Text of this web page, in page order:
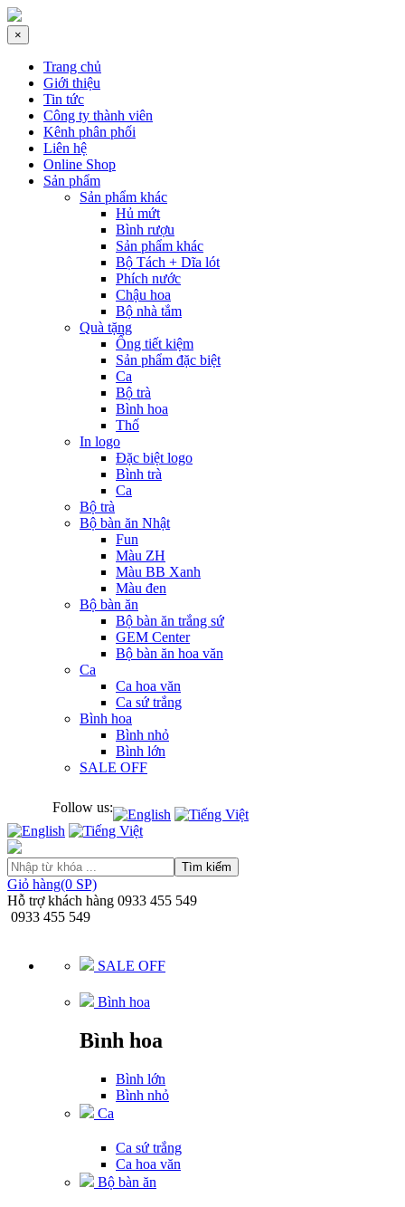
×
Trang chủ
Giới thiệu
Tin tức
Công ty thành viên
Kênh phân phối
Liên hệ
Online Shop
Sản phẩm
Sản phẩm khác
Hủ mứt
Bình rượu
Sản phẩm khác
Bộ Tách + Dĩa lót
Phích nước
Chậu hoa
Bộ nhà tắm
Quà tặng
Ống tiết kiệm
Sản phẩm đặc biệt
Ca
Bộ trà
Bình hoa
Thố
In logo
Đặc biệt logo
Bình trà
Ca
Bộ trà
Bộ bàn ăn Nhật
Fun
Màu ZH
Màu BB Xanh
Màu đen
Bộ bàn ăn
Bộ bàn ăn trắng sứ
GEM Center
Bộ bàn ăn hoa văn
Ca
Ca hoa văn
Ca sứ trắng
Bình hoa
Bình nhỏ
Bình lớn
SALE OFF
Follow us:
Tìm kiếm
Giỏ hàng(0 SP)
Hỗ trợ khách hàng 0933 455 549
0933 455 549
SALE OFF
Bình hoa
Bình hoa
Bình lớn
Bình nhỏ
Ca
Ca sứ trắng
Ca hoa văn
Bộ bàn ăn